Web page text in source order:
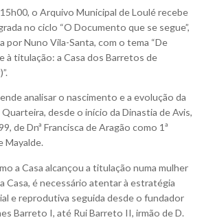
o Arquivo Municipal de Loulé recebe
no ciclo “O Documento que se segue”,
por Nuno Vila-Santa, com o tema “De
à titulação: a Casa dos Barretos de
analisar o nascimento e a evolução da
desde o início da Dinastia de Avis,
de Dnª Francisca de Aragão como 1ª
Mayalde.
a Casa alcançou a titulação numa mulher
Casa, é necessário atentar à estratégia
e reprodutiva seguida desde o fundador
Barreto I, até Rui Barreto II, irmão de D.